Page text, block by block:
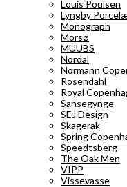
Louis Poulsen
Lyngby
Monograph
Morsø
MUUBS
Nordal
Normann
Rosendahl
Royal
Sansegynge
SEJ Design
Skagerak
Spring
Speedtsberg
The Oak Men
VIPP
Vissevasse